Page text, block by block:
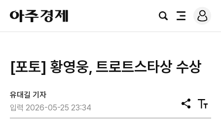
아
주
경
검
전
로
그
[포토] 황영웅, 트로트스타상 수상
유대길 기자
입력 2026-05-25 23:34
공
유
텍
스